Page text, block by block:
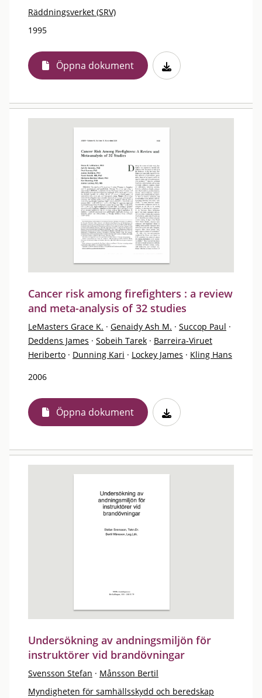
Räddningsverket (SRV)
1995
Öppna dokument
Cancer risk among firefighters : a review
and meta-analysis of 32 studies
LeMasters Grace K. · Genaidy Ash M. · Succop Paul ·
Deddens James · Sobeih Tarek · Barreira-Viruet
Heriberto · Dunning Kari · Lockey James · Kling Hans
2006
Öppna dokument
Undersökning av andningsmiljön för
instruktörer vid brandövningar
Svensson Stefan · Månsson Bertil
Myndigheten för samhällsskydd och beredskap